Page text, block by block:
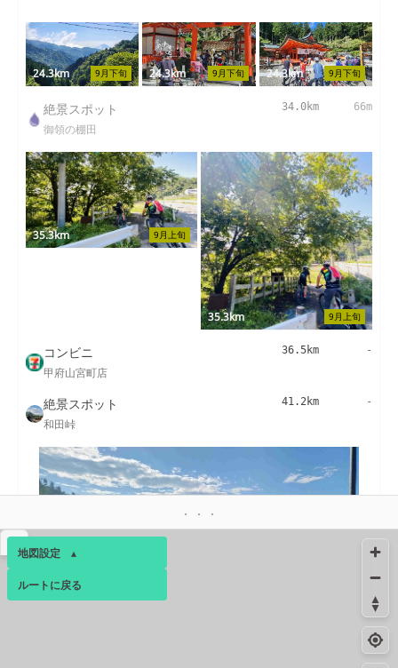
9月下旬
24.3km 9月下旬
24.3km 9月下旬
24.3km
絶景スポット
御領の棚田
34.0km 66m
9月上旬
35.3km
9月上旬
35.3km
コンビニ
甲府山宮町店
36.5km -
絶景スポット
和田峠
41.2km -
-
地図設定 ▴
ベース ▴
ルートに戻る